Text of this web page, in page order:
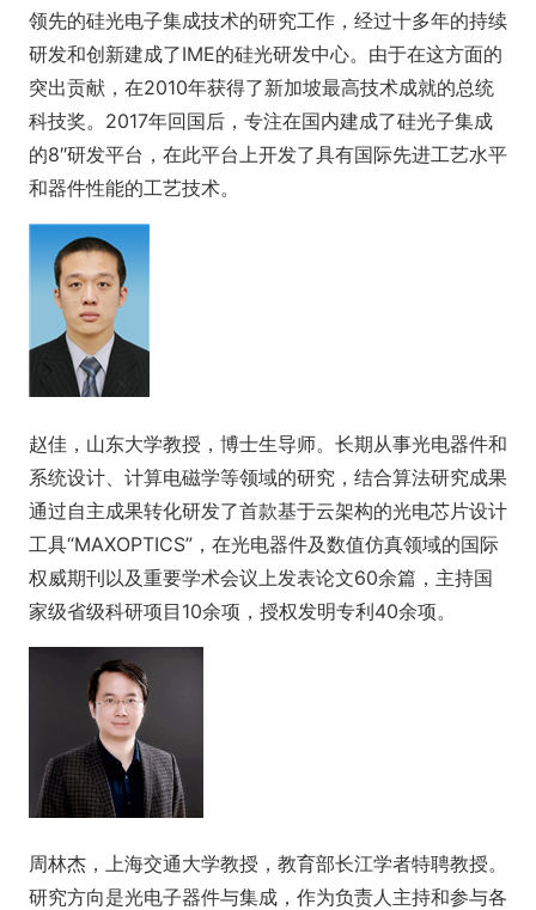
领先的硅光电子集成技术的研究工作，经过十多年的持续
研发和创新建成了IME的硅光研发中心。由于在这方面的
突出贡献，在2010年获得了新加坡最高技术成就的总统
科技奖。2017年回国后，专注在国内建成了硅光子集成
的8″研发平台，在此平台上开发了具有国际先进工艺水平
和器件性能的工艺技术。
赵佳，山东大学教授，博士生导师。长期从事光电器件和
系统设计、计算电磁学等领域的研究，结合算法研究成果
通过自主成果转化研发了首款基于云架构的光电芯片设计
工具“MAXOPTICS”，在光电器件及数值仿真领域的国际
权威期刊以及重要学术会议上发表论文60余篇，主持国
家级省级科研项目10余项，授权发明专利40余项。
周林杰，上海交通大学教授，教育部长江学者特聘教授。
研究方向是光电子器件与集成，作为负责人主持和参与各